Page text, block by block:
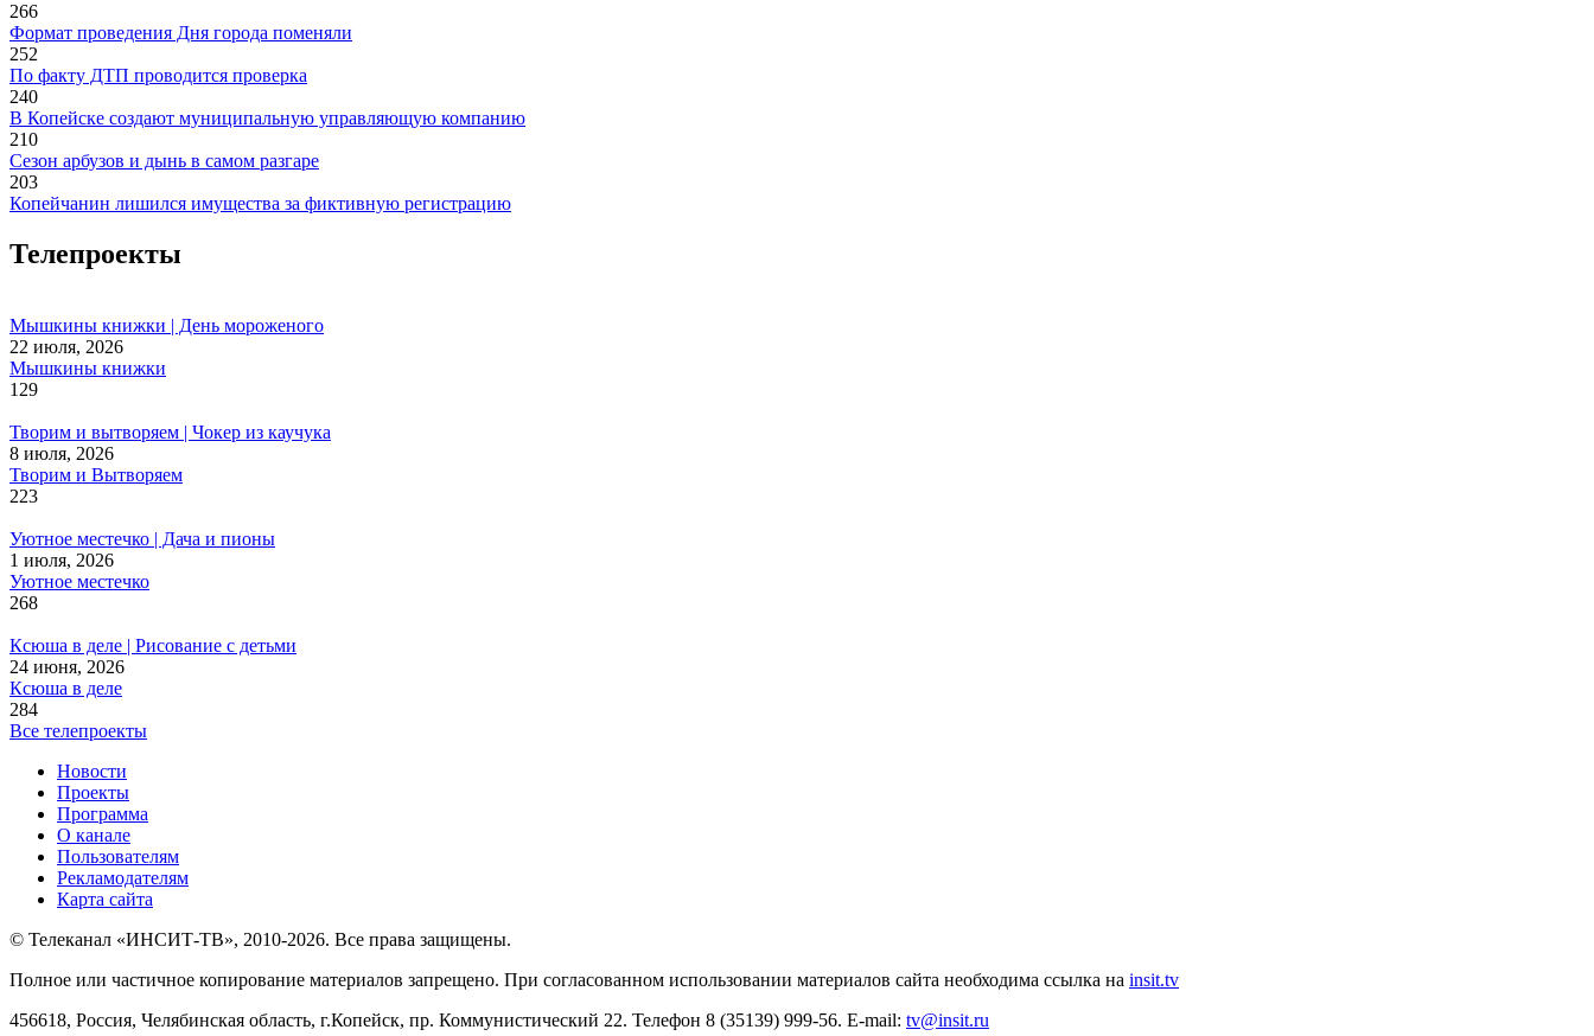
266
Формат проведения Дня города поменяли
252
По факту ДТП проводится проверка
240
В Копейске создают муниципальную управляющую компанию
210
Сезон арбузов и дынь в самом разгаре
203
Копейчанин лишился имущества за фиктивную регистрацию
Телепроекты
Мышкины книжки | День мороженого
22 июля, 2026
Мышкины книжки
129
Творим и вытворяем | Чокер из каучука
8 июля, 2026
Творим и Вытворяем
223
Уютное местечко | Дача и пионы
1 июля, 2026
Уютное местечко
268
Ксюша в деле | Рисование с детьми
24 июня, 2026
Ксюша в деле
284
Все телепроекты
Новости
Проекты
Программа
О канале
Пользователям
Рекламодателям
Карта сайта
© Телеканал «ИНСИТ-ТВ», 2010-2026. Все права защищены.
Полное или частичное копирование материалов запрещено. При согласованном использовании материалов сайта необходима ссылка на insit.tv
456618, Россия, Челябинская область, г.Копейск, пр. Коммунистический 22. Телефон 8 (35139) 999-56. E-mail: tv@insit.ru